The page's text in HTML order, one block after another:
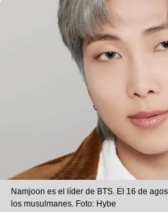
Namjoon es el líder de BTS. El 16 de
los musulmanes. Foto: Hybe